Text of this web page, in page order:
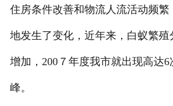
住房条件改善和物流人流活动频繁
地发生了变化，近年来，白蚁繁殖
增加，200７年度我市就出现高达
峰。